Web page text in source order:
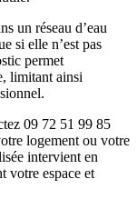
un réseau d’eau
si elle n’est pas
permet
limitant ainsi
09 72 51 99 85
logement ou votre
intervient en
votre espace et